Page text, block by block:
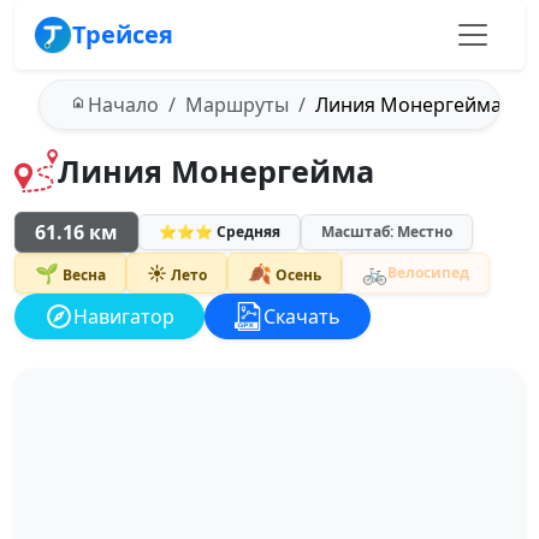
Трейсея
Начало Маршруты Линия Монергейма
Линия Монергейма
61.16 км ⭐⭐⭐ Средняя Масштаб: Местно
🌱 Весна ☀️ Лето 🍂 Осень 🚲Велосипед
Навигатор Скачать